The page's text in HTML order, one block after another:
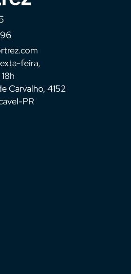
feira,
Carvalho, 4152
PR